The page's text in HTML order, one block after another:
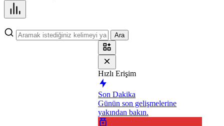
Ara
Hızlı Erişim
Son Dakika
Günün son gelişmelerine
yakından bakın.